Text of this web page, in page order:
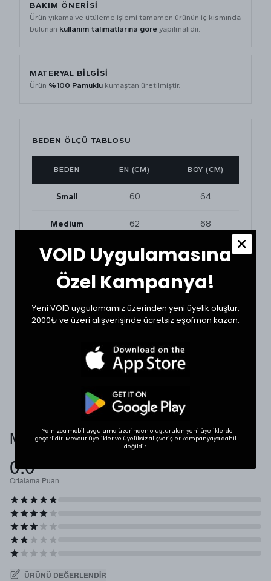
BAKIM ÖNERİSİ
Ürün yıkama ve ütüleme işlemi tamamen ürünün iç kısmında
bulunan kullanım talimatlarına göre yapılmalıdır.
MATERYAL BİLGİSİ
Ürün %100 Pamuklu kumaştan üretilmiştir.
BEDEN ÖLÇÜ TABLOSU
BEDEN EN (CM) BOY (CM)
Small 60 64
Medium 62 68
Large 64 72
Tekstil ürünlerinde beden seçimi modellere göre
değişkenlik gösterebilir. En doğru seçim için
karşılaştırabilirsiniz.
* Ölçülerde +1/-1 cm farklılık olabilir.
Müşteri Yorumları
0.0
Ortalama Puan
ÜRÜNÜ DEĞERLENDIR
VOID Uygulamasına
Özel Kampanya!
Yeni VOID uygulamamız üzerinden yeni üyelik oluştur,
2000₺ ve üzeri alışverişinde ücretsiz eşofman kazan.
Yalnızca mobil uygulama üzerinden oluşturulan yeni üyeliklerde
geçerlidir. Mevcut üyelikler ve üyeliksiz alışverişler kampanyaya dahil
değildir.